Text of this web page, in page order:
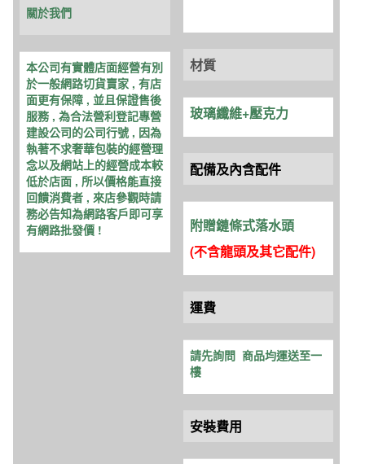
關於我們
本公司有實體店面經營有別
於一般網路切貨賣家 , 有店
面更有保障 , 並且保證售後
服務 , 為合法營利登記專營
建設公司的公司行號 , 因為
執著不求奢華包裝的經營理
念以及網站上的經營成本較
低於店面 , 所以價格能直接
回饋消費者 , 來店參觀時請
務必告知為網路客戶即可享
有網路批發價 !
材質
玻璃纖維+壓克力
配備及內含配件
附贈鏈條式落水頭
(不含龍頭及其它配件)
運費
請先詢問 商品均運送至一
樓
安裝費用